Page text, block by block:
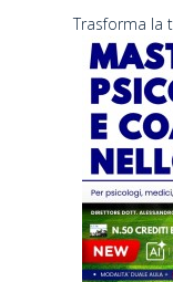
Trasforma la